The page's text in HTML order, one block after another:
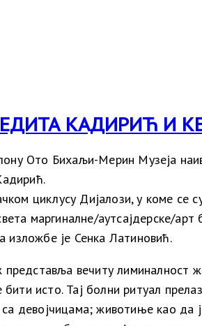
КАДИРИЋ И
Ото Бихаљи-Мерин Музеја
циклусу Дијалози, у коме се
маргиналне/аутсајдерске/
изложбе је Сенка Латиновић.
вечиту лиминалност
исто. Тај болни ритуал
са девојчицама; животиње као